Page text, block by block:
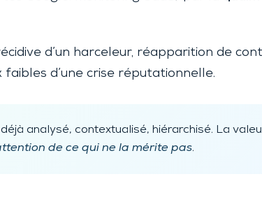
d’un harceleur, réapparition de
d’une crise réputationnelle.
déjà analysé, contextualisé, hiérarchisé. La
de ce qui ne la mérite pas.